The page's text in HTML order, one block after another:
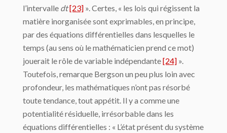
l’intervalle dt[23] ». Certes, « les lois qui régissent la
matière inorganisée sont exprimables, en principe,
par des équations différentielles dans lesquelles le
temps (au sens où le mathématicien prend ce mot)
jouerait le rôle de variable indépendante[24] ».
Toutefois, remarque Bergson un peu plus loin avec
profondeur, les mathématiques n’ont pas résorbé
toute tendance, tout appétit. Il y a comme une
potentialité résiduelle, irrésorbable dans les
équations différentielles : « L’état présent du système